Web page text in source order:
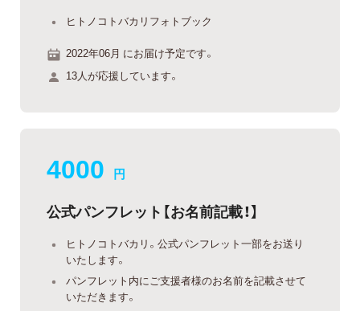
ヒトノコトバカリフォトブック
2022年06月 にお届け予定です。
13人が応援しています。
4000 円
公式パンフレット【お名前記載！】
ヒトノコトバカリ。公式パンフレット一部をお送り
いたします。
パンフレット内にご支援者様のお名前を記載させて
いただきます。